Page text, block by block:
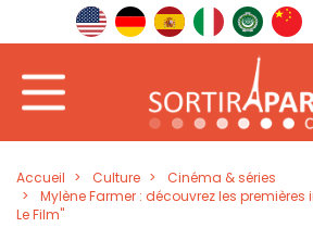
Accueil Culture
Cinéma & séries
Mylène Farmer : découvrez les
Le Film"